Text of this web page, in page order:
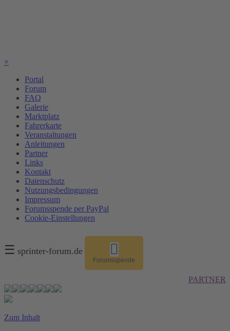
×
Portal
Forum
FAQ
Galerie
Marktplatz
Fahrerkarte
Veranstaltungen
Anleitungen
Partner
Links
Kontakt
Datenschutz
Nutzungsbedingungen
Impressum
Forumsspende per PayPal
Cookie-Einstellungen
☰ sprinter-forum.de
Forumsspende
PARTNER
Zum Inhalt